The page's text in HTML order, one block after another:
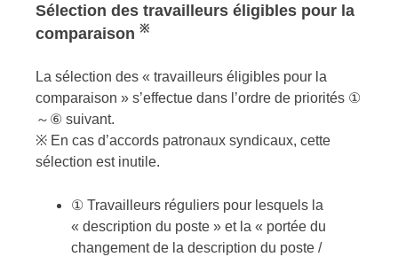
Sélection des travailleurs éligibles pour la
comparaison ※
La sélection des « travailleurs éligibles pour la
comparaison » s’effectue dans l’ordre de priorités ①
～⑥ suivant.
※ En cas d’accords patronaux syndicaux, cette
sélection est inutile.
① Travailleurs réguliers pour lesquels la
« description du poste » et la « portée du
changement de la description du poste /